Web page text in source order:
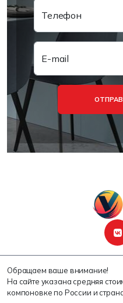
Телефон
E-mail
Обращаем ваше внимание!
На сайте указана средняя
компоновке по России и